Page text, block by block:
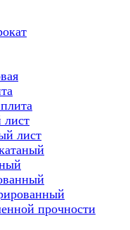
лист
лист
прочности